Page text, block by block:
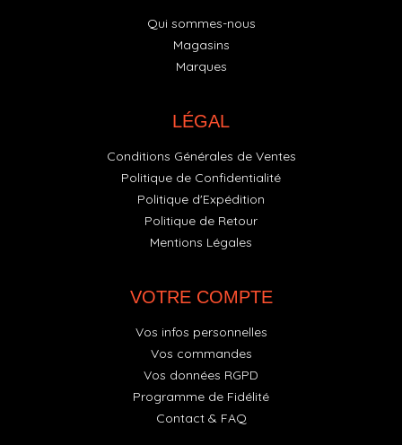
Qui sommes-nous
Magasins
Marques
LÉGAL
Conditions Générales de Ventes
Politique de Confidentialité
Politique d'Expédition
Politique de Retour
Mentions Légales
VOTRE COMPTE
Vos infos personnelles
Vos commandes
Vos données RGPD
Programme de Fidélité
Contact & FAQ